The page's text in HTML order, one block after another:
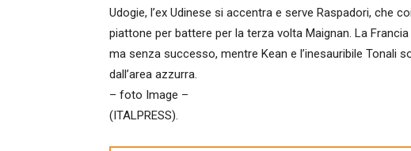
Udogie, l’ex Udinese si accentra e serve Raspadori, che
piattone per battere per la terza volta Maignan. La
ma senza successo, mentre Kean e l’inesauribile Tonali
dall’area azzurra.
– foto Image –
(ITALPRESS).